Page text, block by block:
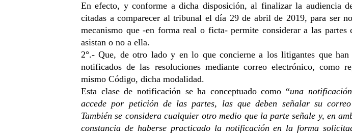
En efecto, y conforme a dicha disposición, al finalizar la audiencia
citadas a comparecer al tribunal el día 29 de abril de 2019, para ser
mecanismo que -en forma real o ficta- permite considerar a las partes
asistan o no a ella.
2°.- Que, de otro lado y en lo que concierne a los litigantes que
notificados de las resoluciones mediante correo electrónico, como
mismo Código, dicha modalidad.
Esta clase de notificación se ha conceptuado como “una
accede por petición de las partes, las que deben señalar su
También se considera cualquier otro medio que la parte señale y, en
constancia de haberse practicado la notificación en la forma